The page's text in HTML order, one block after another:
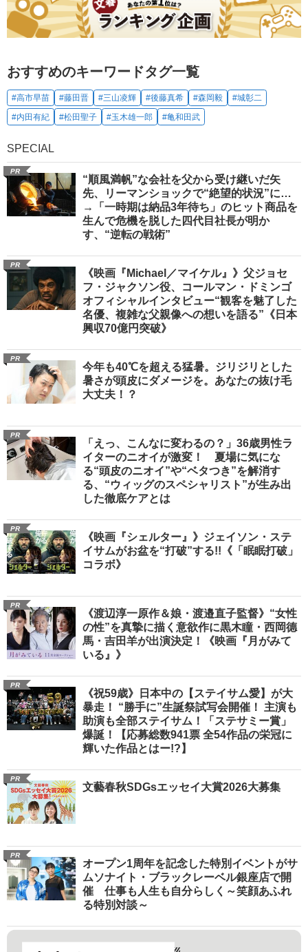
おすすめのキーワードタグ一覧
#高市早苗 #藤田晋 #三山凌輝 #後藤真希 #森岡毅
#城彰二
#内田有紀
#松田聖子 #玉木雄一郎 #亀和田武
SPECIAL
PR
“順風満帆”な会社を父から受け継いだ矢
先、リーマンショックで“絶望的状況”に…
→「一時期は納品3年待ち」のヒット商品を
生んで危機を脱した四代目社長が明か
す、“逆転の戦術”
PR
《映画『Michael／マイケル』》父ジョセ
フ・ジャクソン役、コールマン・ドミンゴ
オフィシャルインタビュー“観客を魅了した
名優、複雑な父親像への想いを語る”《日本
興収70億円突破》
PR
今年も40℃を超える猛暑。ジリジリとした
暑さが頭皮にダメージを。あなたの抜け毛
大丈夫！？
PR
「えっ、こんなに変わるの？」36歳男性ラ
イターのニオイが激変！ 夏場に気にな
る“頭皮のニオイ”や“ベタつき”を解消す
る、“ウィッグのスペシャリスト”が生み出
した徹底ケアとは
PR
《映画『シェルター』》ジェイソン・ステ
イサムがお盆を“打破”する!!《「眠眠打破」
コラボ》
PR
《渡辺淳一原作＆娘・渡邉直子監督》“女性
の性”を真摯に描く意欲作に黒木瞳・西岡德
馬・吉田羊が出演決定！《映画『月がみて
いる』》
PR
《祝59歳》日本中の【ステイサム愛】が大
暴走！ “勝手に”生誕祭試写会開催！ 主演も
助演も全部ステイサム！「ステサミー賞」
爆誕！【応募総数941票 全54作品の栄冠に
輝いた作品とはー!?】
PR
文藝春秋SDGsエッセイ大賞2026大募集
PR
オープン1周年を記念した特別イベントがサ
ムソナイト・ブラックレーベル銀座店で開
催 仕事も人生も自分らしく～笑顔あふれ
る特別対談～